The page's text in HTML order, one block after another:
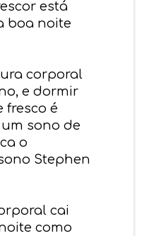
está
boa noite
corporal
e dormir
fresco é
sono de
o
Stephen
cai
como